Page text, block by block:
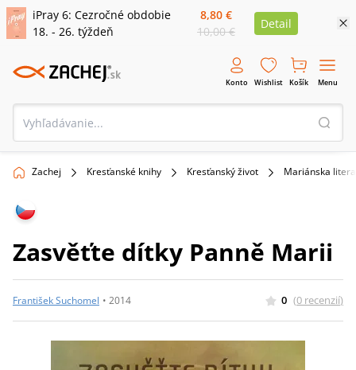
iPray 6: Cezročné obdobie
18. - 26. týždeň
8,80 €
10,00 €
Detail
Konto Wishlist Košík Menu
Zachej Kresťanské knihy Kresťanský život Mariánska
Zasvěťte dítky Panně Marii
František Suchomel • 2014 0 (0 recenzií)